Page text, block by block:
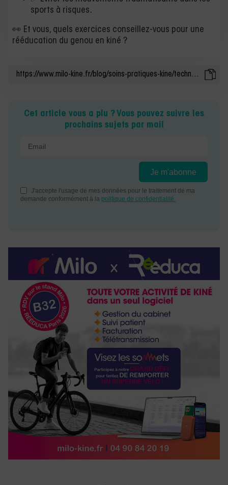
sports à risques.
👀 Et vous, quels exercices conseillez-vous pour une
rééducation du genou en kiné ?
Cet article vous a plu ? Vous pouvez suivre les
prochains sujets par mail